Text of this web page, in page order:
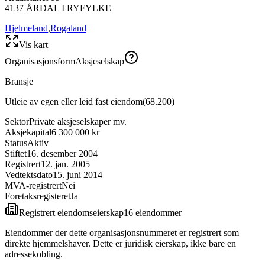
4137 ÅRDAL I RYFYLKE
Hjelmeland,Rogaland
Vis kart
OrganisasjonsformAksjeselskap
Bransje
Utleie av egen eller leid fast eiendom(68.200)
SektorPrivate aksjeselskaper mv.
Aksjekapital6 300 000 kr
StatusAktiv
Stiftet16. desember 2004
Registrert12. jan. 2005
Vedtektsdato15. juni 2014
MVA-registrertNei
ForetaksregisteretJa
Registrert eiendomseierskap16 eiendommer
Eiendommer der dette organisasjonsnummeret er registrert som
direkte hjemmelshaver. Dette er juridisk eierskap, ikke bare en
adressekobling.